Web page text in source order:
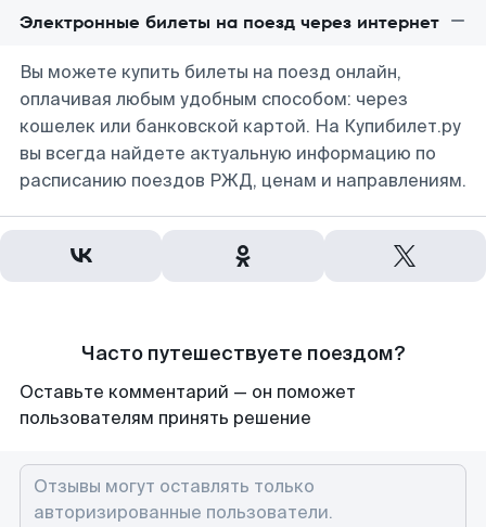
Электронные билеты на поезд через интернет
Вы можете купить билеты на поезд онлайн,
оплачивая любым удобным способом: через
кошелек или банковской картой. На Купибилет.ру
вы всегда найдете актуальную информацию по
расписанию поездов РЖД, ценам и направлениям.
Часто путешествуете поездом?
Оставьте комментарий — он поможет
пользователям принять решение